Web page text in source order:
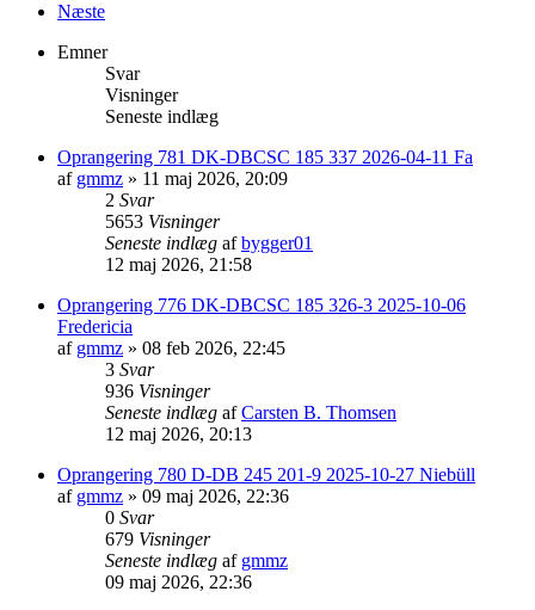
Næste
Emner
Svar
Visninger
Seneste indlæg
Oprangering 781 DK-DBCSC 185 337 2026-04-11 Fa
af gmmz » 11 maj 2026, 20:09
2 Svar
5653 Visninger
Seneste indlæg afbygger01
12 maj 2026, 21:58
Oprangering 776 DK-DBCSC 185 326-3 2025-10-06
Fredericia
af gmmz » 08 feb 2026, 22:45
3 Svar
936 Visninger
Seneste indlæg afCarsten B. Thomsen
12 maj 2026, 20:13
Oprangering 780 D-DB 245 201-9 2025-10-27 Niebüll
af gmmz » 09 maj 2026, 22:36
0 Svar
679 Visninger
Seneste indlæg af gmmz
09 maj 2026, 22:36